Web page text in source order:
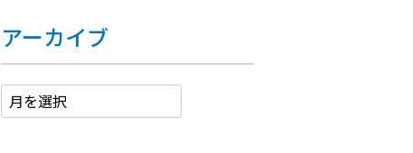
アーカイブ